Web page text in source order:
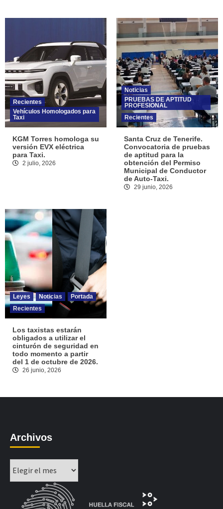
Recientes
Vehículos Homologados para
Taxi
KGM Torres homologa su
versión EVX eléctrica
para Taxi.
2 julio, 2026
Noticias
PRUEBAS DE APTITUD
PROFESIONAL
Recientes
Santa Cruz de Tenerife.
Convocatoria de pruebas
de aptitud para la
obtención del Permiso
Municipal de Conductor
de Auto-Taxi.
29 junio, 2026
Leyes Noticias
Portada
Recientes
Los taxistas estarán
obligados a utilizar el
cinturón de seguridad en
todo momento a partir
del 1 de octubre de 2026.
26 junio, 2026
Archivos